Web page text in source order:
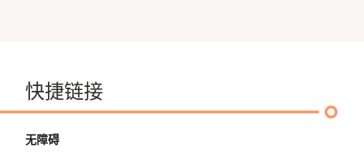
快捷链接
无障碍